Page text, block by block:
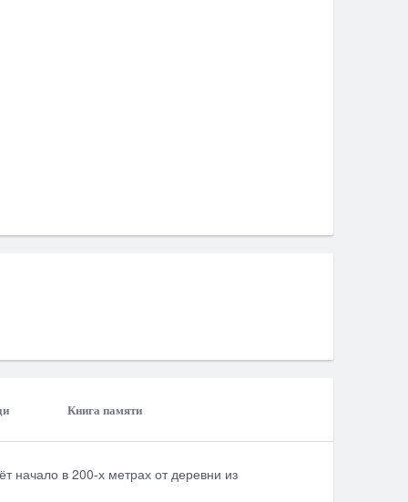
Книга памяти
начало в 200-х метрах от деревни из